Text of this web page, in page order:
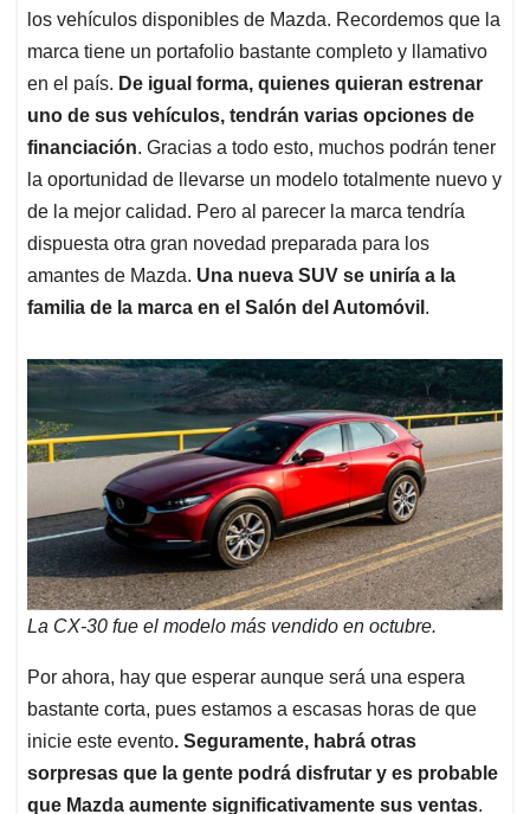
los vehículos disponibles de Mazda. Recordemos que la
marca tiene un portafolio bastante completo y llamativo
en el país. De igual forma, quienes quieran estrenar
uno de sus vehículos, tendrán varias opciones de
financiación. Gracias a todo esto, muchos podrán tener
la oportunidad de llevarse un modelo totalmente nuevo y
de la mejor calidad. Pero al parecer la marca tendría
dispuesta otra gran novedad preparada para los
amantes de Mazda. Una nueva SUV se uniría a la
familia de la marca en el Salón del Automóvil .
La CX-30 fue el modelo más vendido en octubre.
Por ahora, hay que esperar aunque será una espera
bastante corta, pues estamos a escasas horas de que
inicie este evento. Seguramente, habrá otras
sorpresas que la gente podrá disfrutar y es probable
que Mazda aumente significativamente sus ventas.